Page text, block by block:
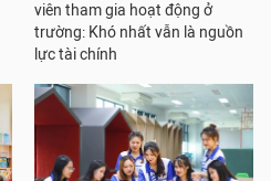
viên tham gia hoạt động ở
trường: Khó nhất vẫn là nguồn
lực tài chính